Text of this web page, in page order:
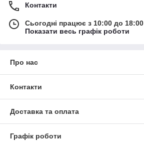
Контакти
Сьогодні працює з 10:00 до 18:00
Показати весь графік роботи
Про нас
Контакти
Доставка та оплата
Графік роботи